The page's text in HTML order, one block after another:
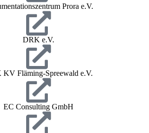
Prora e.V.
DRK e.V.
KV Fläming-Spreewald e.V.
EC Consulting GmbH